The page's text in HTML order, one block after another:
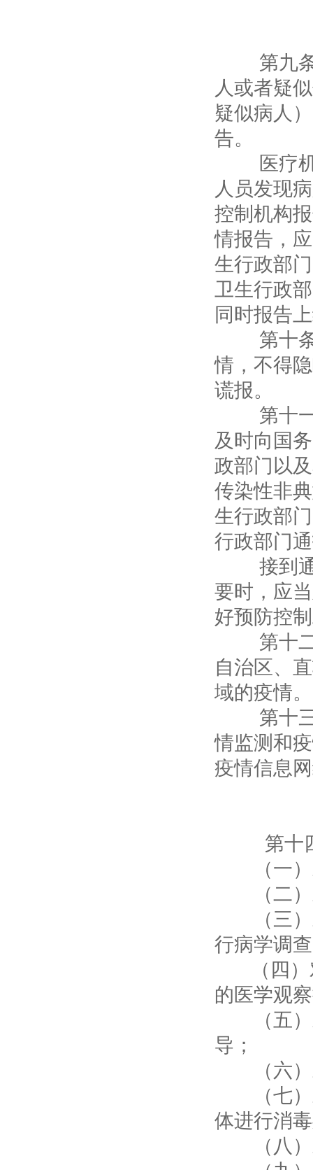
第九条
人或者疑
疑似病人
告。
医疗机
人员发现
控制机构
情报告，
生行政部
卫生行政
同时报告
第十条
情，不得
谎报。
第十一
及时向国
政部门以
传染性非
生行政部
行政部门
接到通
要时，应
好预防控
第十二
自治区、
域的疫情。
第十三
情监测和
疫情信息
第十四
（一）
（二）
（三）
行病学调
（四）
的医学观
（五）
导；
（六）
（七）
体进行消
（八）